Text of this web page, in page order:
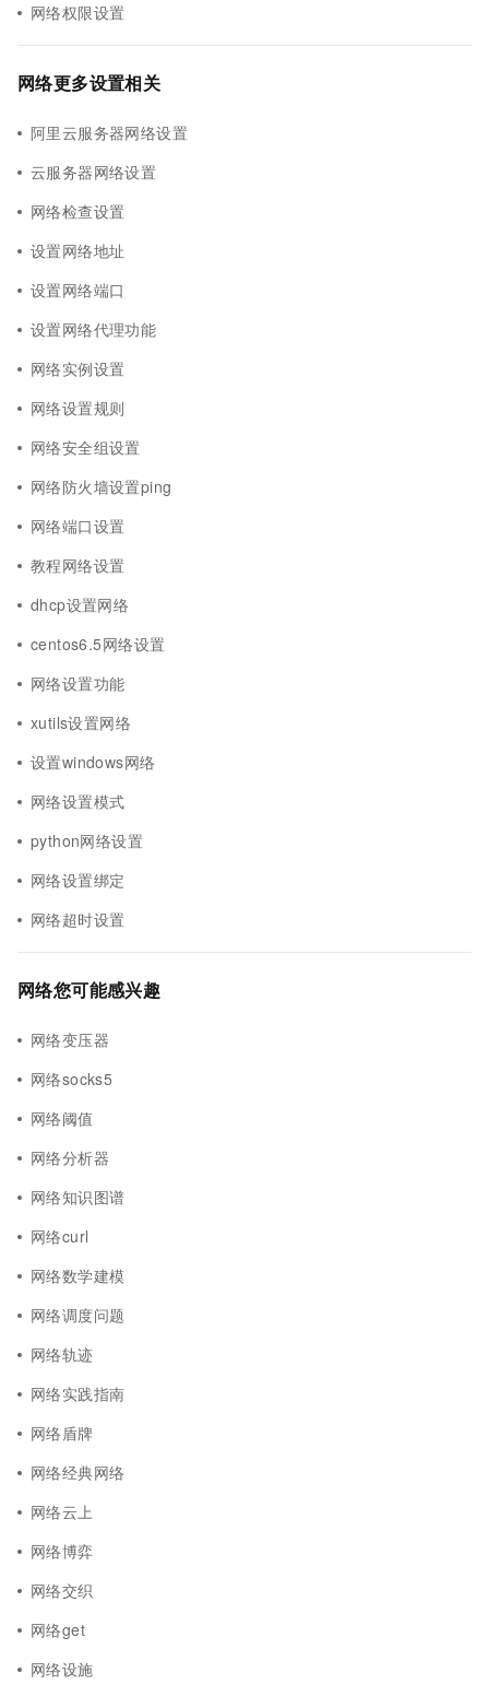
网络权限设置
网络更多设置相关
阿里云服务器网络设置
云服务器网络设置
网络检查设置
设置网络地址
设置网络端口
设置网络代理功能
网络实例设置
网络设置规则
网络安全组设置
网络防火墙设置ping
网络端口设置
教程网络设置
dhcp设置网络
centos6.5网络设置
网络设置功能
xutils设置网络
设置windows网络
网络设置模式
python网络设置
网络设置绑定
网络超时设置
网络您可能感兴趣
网络变压器
网络socks5
网络阈值
网络分析器
网络知识图谱
网络curl
网络数学建模
网络调度问题
网络轨迹
网络实践指南
网络盾牌
网络经典网络
网络云上
网络博弈
网络交织
网络get
网络设施